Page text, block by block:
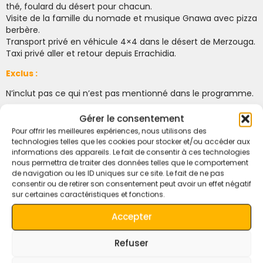
Gérer le consentement
Pour offrir les meilleures expériences, nous utilisons des
technologies telles que les cookies pour stocker et/ou accéder aux
informations des appareils. Le fait de consentir à ces technologies
nous permettra de traiter des données telles que le comportement
de navigation ou les ID uniques sur ce site. Le fait de ne pas
consentir ou de retirer son consentement peut avoir un effet négatif
sur certaines caractéristiques et fonctions.
Accepter
Refuser
thé, foulard du désert pour chacun.
Visite de la famille du nomade et musique Gnawa avec pizza
berbère.
Transport privé en véhicule 4×4 dans le désert de Merzouga.
Taxi privé aller et retour depuis Errachidia.
Exclus :
N’inclut pas ce qui n’est pas mentionné dans le programme.
questions réponses
Préparer votre voyage dans le désert de Merzouga
Vêtements confortables (amples, respirants et à
Chaussures robustes ou bottes de randonnée
Sandales ou tongs (pour le bivouac)
Comment confirmer ma réservation ?
Pour confirmer votre réservation, un
Excursion privée ou partagée ?